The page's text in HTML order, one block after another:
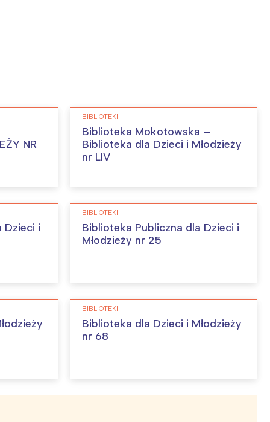
BIBLIOTEKI
Biblioteka Mokotowska –
Biblioteka dla Dzieci i Młodzieży
nr LIV
Dzieci i
BIBLIOTEKI
Biblioteka Publiczna dla Dzieci i
Młodzieży nr 25
BIBLIOTEKI
Biblioteka dla Dzieci i Młodzieży
nr 68